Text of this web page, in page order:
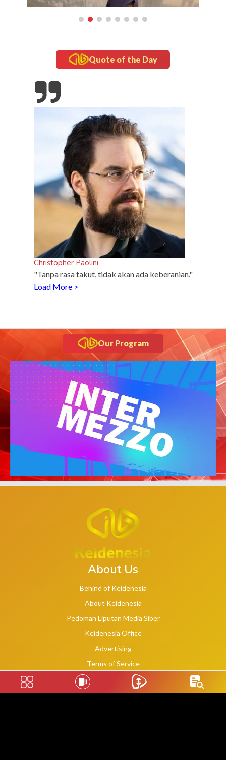
Tampil Nyentrik di The Sounds Project, Naykilla
Quote of the Day
Christopher Paolini
"Tanpa rasa takut, tidak akan ada keberanian."
Load More >
Our Program
About Us
Behind of Keidenesia
About Keidenesia
Pedoman Liputan Media Siber
Keidenesia Office
Advertising
Terms of Service
Privacy Policy
Social Links